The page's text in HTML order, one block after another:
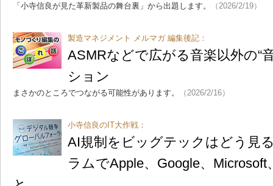
「小寺信良が見た革新製品の舞台裏」から出題します。
（2026/2/19）
製造マネジメント メルマガ 編集後記：
ASMRなどで広がる音楽以外の“
ション
まさかのところでつながる可能性があります。 （2026/2/16）
小寺信良のIT大作戦：
AI規制をビッグテックはどう見
ラムでApple、Google、